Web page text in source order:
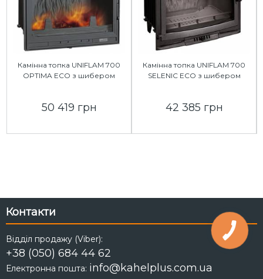
Камінна топка UNIFLAM 700
OPTIMA ECO з шибером
50 419 грн
Камінна топка UNIFLAM 700
SELENIC ECO з шибером
42 385 грн
Контакти
Відділ продажу (Viber):
+38 (050) 684 44 62
Електронна пошта: info@kahelplus.com.ua